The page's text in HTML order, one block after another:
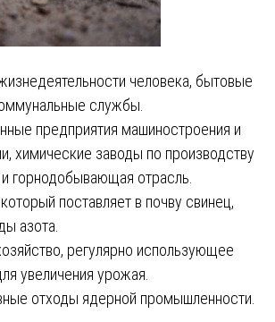
человека, бытовые
службы.
предприятия машиностроения и
химические заводы по производству
горнодобывающая отрасль.
поставляет в почву свинец,
азота.
регулярно использующее
увеличения урожая.
отходы ядерной промышленности.